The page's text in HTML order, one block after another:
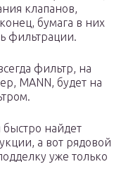
клапанов,
бумага в них
фильтрации.
фильтр, на
MANN, будет на
найдет
а вот рядовой
уже только